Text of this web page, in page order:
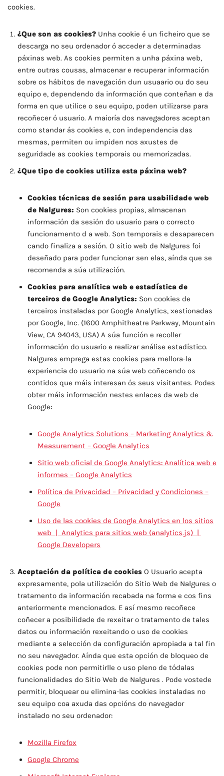
cookies.
¿Que son as cookies? Unha cookie é un ficheiro que se
descarga no seu ordenador ó acceder a determinadas
páxinas web. As cookies permiten a unha páxina web,
entre outras cousas, almacenar e recuperar información
sobre os hábitos de navegación dun usuaario ou do seu
equipo e, dependendo da información que conteñan e da
forma en que utilice o seu equipo, poden utilizarse para
recoñecer ó usuario. A maioría dos navegadores aceptan
como standar ás cookies e, con independencia das
mesmas, permiten ou impiden nos axustes de
seguridade as cookies temporais ou memorizadas.
¿Que tipo de cookies utiliza esta páxina web?
Cookies técnicas de sesión para usabilidade web
de Nalgures: Son cookies propias, almacenan
información da sesión do usuario para o correcto
funcionamento d a web. Son temporais e desaparecen
cando finaliza a sesión. O sitio web de Nalgures foi
deseñado para poder funcionar sen elas, aínda que se
recomenda a súa utilización.
Cookies para analítica web e estadística de
terceiros de Google Analytics: Son cookies de
terceiros instaladas por Google Analytics, xestionadas
por Google, Inc. (1600 Amphitheatre Parkway, Mountain
View, CA 94043, USA) A súa función e recoller
información do usuario e realizar análise estadístico.
Nalgures emprega estas cookies para mellora-la
experiencia do usuario na súa web coñecendo os
contidos que máis interesan ós seus visitantes. Podes
obter máis información nestes enlaces da web de
Google:
Google Analytics Solutions – Marketing Analytics &
Measurement – Google Analytics
Sitio web oficial de Google Analytics: Analítica web e
informes – Google Analytics
Política de Privacidad – Privacidad y Condiciones –
Google
Uso de las cookies de Google Analytics en los sitios
web | Analytics para sitios web (analytics.js) |
Google Developers
Aceptación da política de cookies O Usuario acepta
expresamente, pola utilización do Sitio Web de Nalgures o
tratamento da información recabada na forma e cos fins
anteriormente mencionados. E así mesmo recoñece
coñecer a posibilidade de rexeitar o tratamento de tales
datos ou información rexeitando o uso de cookies
mediante a selección da configuración apropiada a tal fin
no seu navegador. Aínda que esta opción de bloqueo de
cookies pode non permitirlle o uso pleno de tódalas
funcionalidades do Sitio Web de Nalgures . Pode vostede
permitir, bloquear ou elimina-las cookies instaladas no
seu equipo coa axuda das opcións do navegador
instalado no seu ordenador:
Mozilla Firefox
Google Chrome